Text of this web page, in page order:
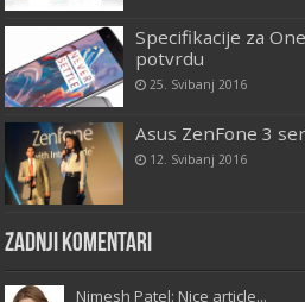
Specifikacije za
potvrdu
25. Svibanj 2016
Asus ZenFone 3
12. Svibanj 2016
Zadnji komentari
Nimesh Patel: Nice article...